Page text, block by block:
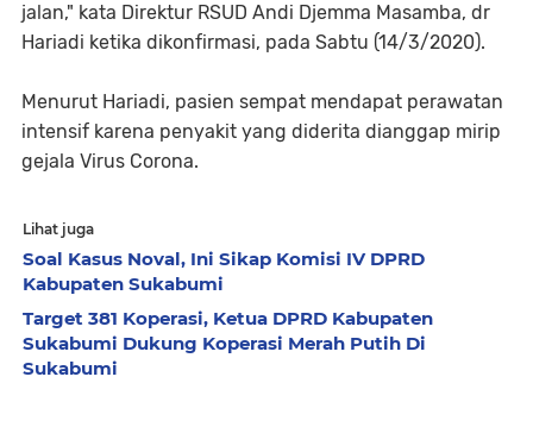
jalan," kata Direktur RSUD Andi Djemma Masamba, dr
Hariadi ketika dikonfirmasi, pada Sabtu (14/3/2020).
Menurut Hariadi, pasien sempat mendapat perawatan
intensif karena penyakit yang diderita dianggap mirip
gejala Virus Corona.
Lihat juga
Soal Kasus Noval, Ini Sikap Komisi IV DPRD
Kabupaten Sukabumi
Target 381 Koperasi, Ketua DPRD Kabupaten
Sukabumi Dukung Koperasi Merah Putih Di
Sukabumi